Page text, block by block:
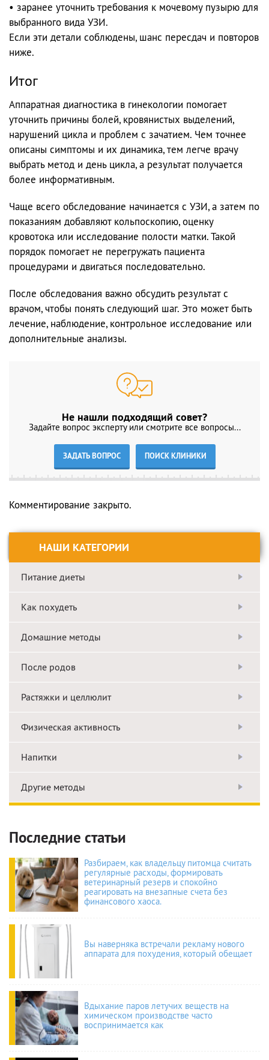
НАШИ КАТЕГОРИИ
Питание диеты
Как похудеть
Домашние методы
После родов
Растяжки и целлюлит
Физическая активность
Напитки
Другие методы
Последние статьи
Разбираем, как владельцу питомца считать
регулярные расходы, формировать
ветеринарный резерв и спокойно
реагировать на внезапные счета без
финансового хаоса.
Вы наверняка встречали рекламу нового
аппарата для похудения, который обещает
Вдыхание паров летучих веществ на
химическом производстве часто
воспринимается как
• заранее уточнить требования к мочевому пузырю для
выбранного вида УЗИ.
Если эти детали соблюдены, шанс пересдач и повторов
ниже.
Итог
Аппаратная диагностика в гинекологии помогает
уточнить причины болей, кровянистых выделений,
нарушений цикла и проблем с зачатием. Чем точнее
описаны симптомы и их динамика, тем легче врачу
выбрать метод и день цикла, а результат получается
более информативным.
Чаще всего обследование начинается с УЗИ, а затем по
показаниям добавляют кольпоскопию, оценку
кровотока или исследование полости матки. Такой
порядок помогает не перегружать пациента
процедурами и двигаться последовательно.
После обследования важно обсудить результат с
врачом, чтобы понять следующий шаг. Это может быть
лечение, наблюдение, контрольное исследование или
дополнительные анализы.
Не нашли подходящий совет?
Задайте вопрос эксперту или смотрите все вопросы...
ЗАДАТЬ ВОПРОС ПОИСК КЛИНИКИ
Комментирование закрыто.